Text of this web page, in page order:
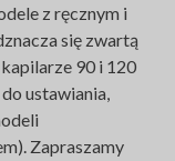
z ręcznym i
się zwartą
90 i 120
ustawiania,
Zapraszamy